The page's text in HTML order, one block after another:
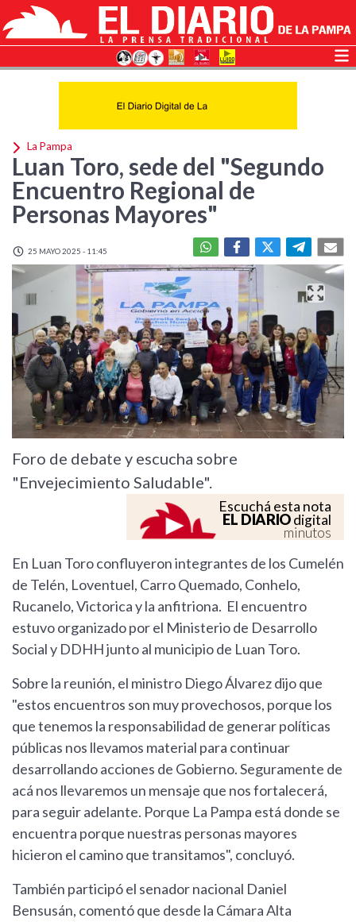
La Pampa
Luan Toro, sede del "Segundo
Encuentro Regional de
Personas Mayores"
25 MAYO 2025 - 11:45
Foro de debate y escucha sobre
"Envejecimiento Saludable".
Escuchá esta nota
EL DIARIOdigital
minutos
En Luan Toro confluyeron integrantes de los Cumelén
de Telén, Loventuel, Carro Quemado, Conhelo,
Rucanelo, Victorica y la anfitriona. El encuentro
estuvo organizado por el Ministerio de Desarrollo
Social y DDHH junto al municipio de Luan Toro.
Sobre la reunión, el ministro Diego Álvarez dijo que
"estos encuentros son muy provechosos, porque los
que tenemos la responsabilidad de generar políticas
públicas nos llevamos material para continuar
desarrollando acciones de Gobierno. Seguramente de
acá nos llevaremos un mensaje que nos fortalecerá,
para seguir adelante. Porque La Pampa está donde se
encuentra porque nuestras personas mayores
hicieron el camino que transitamos", concluyó.
También participó el senador nacional Daniel
Bensusán, comentó que desde la Cámara Alta